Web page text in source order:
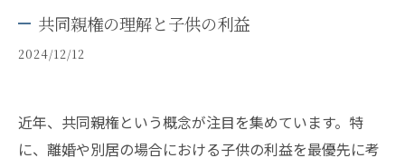
共同親権の理解と子供の利益
2024/12/12
近年、共同親権という概念が注目を集めています。特
に、離婚や別居の場合における子供の利益を最優先に考